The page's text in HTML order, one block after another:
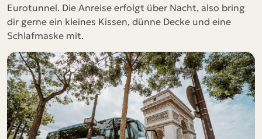
Eurotunnel. Die Anreise erfolgt über Nacht, also bring
dir gerne ein kleines Kissen, dünne Decke und eine
Schlafmaske mit.